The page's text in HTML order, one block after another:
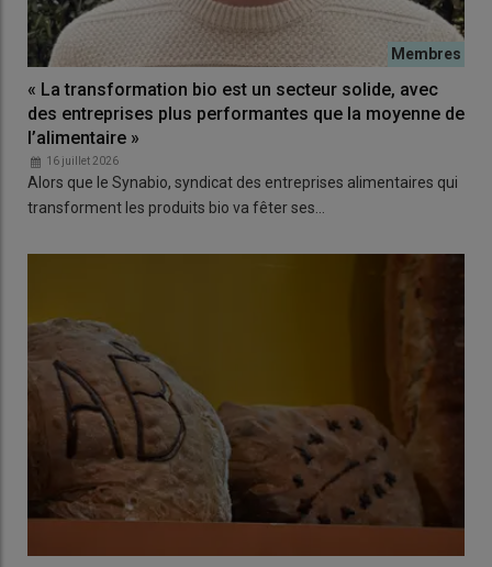
« La transformation bio est un secteur solide, avec
des entreprises plus performantes que la moyenne de
l’alimentaire »
16 juillet 2026
Alors que le Synabio, syndicat des entreprises alimentaires qui
transforment les produits bio va fêter ses…